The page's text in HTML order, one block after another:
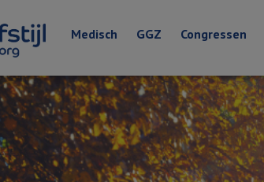
Medisch GGZ Congressen